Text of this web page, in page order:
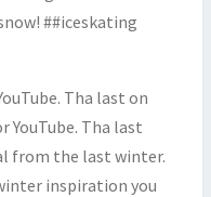
Tha last on